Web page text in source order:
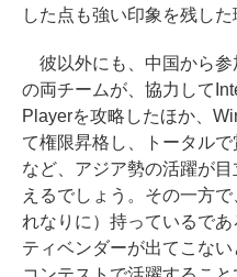
した点も強い印象を残し
彼以外にも、中国から参
の両チームが、協力して
Playerを攻略したほか、
て権限昇格し、トータル
など、アジア勢の活躍が
えるでしょう。その一方
れなりに）持っているで
ティベンダーが出てこない